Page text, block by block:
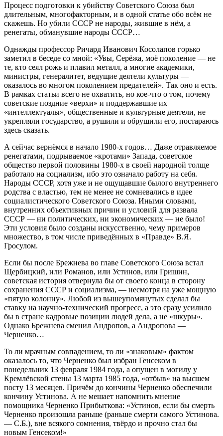
Процесс подготовки к убийству Советского Союза был
длительным, многофакторным, и в одной статье обо всём не
скажешь. Но убили СССР не народы, жившие в нём, а
ренегаты, обманувшие народы СССР…
Однажды профессор Ричард Иванович Косолапов горько
заметил в беседе со мной: «Увы, Серёжа, моё поколение — не
те, кто сеял рожь и плавил металл, а многие академики,
министры, генералитет, ведущие деятели культуры —
оказалось во многом поколением предателей». Так оно и есть.
В рамках статьи всего не охватить, но кое-что о том, почему
советские поздние «верхи» и поддержавшие их
«интеллектуалы», общественные и культурные деятели, не
укрепляли государство, а рушили и обрушили его, постараюсь
здесь сказать.
А сейчас вернёмся в начало 1980-х годов… Даже отравляемое
ренегатами, подрываемое «кротами» Запада, советское
общество первой половины 1980-х в своей народной толще
работало на социализм, ибо это означало работу на себя.
Народы СССР, хотя уже и не ощущавшие былого внутреннего
родства с властью, тем не менее не сомневались в идее
социалистического Советского Союза. Иными словами,
внутренних объективных причин и условий для развала
СССР — ни политических, ни экономических — не было!
Эти условия было созданы искусственно, чему примеров
множество, в том числе приведённых в «Правде» В.Я.
Гросулом.
Если бы после Брежнева во главе Советского Союза встал
Щербицкий, или Романов, или Устинов, или Гришин,
советская история отвернула бы от своего конца в сторону
сохранения СССР и социализма, — несмотря на уже мощную
«пятую колонну». Любой из вышеупомянутых сделал бы
ставку на научно-технический прогресс, а это сразу усилило
бы в стране кадровые позиции людей дела, а не «шкуры».
Однако Брежнева сменил Андропов, а Андропова —
Черненко…
То ли мрачным совпадением, то ли «знаковым» фактом
оказалось то, что Черненко был избран Генсеком в
понедельник 13 февраля 1984 года, а опущен в могилу у
Кремлёвской стены 13 марта 1985 года, «отбыв» на высшем
посту 13 месяцев. Причём до кончины Черненко обеспечили
кончину Устинова. А не мешает напомнить мнение
помощника Черненко Прибыткова: «Устинов, если бы смерть
Черненко произошла раньше (раньше смерти самого Устинова.
— С.Б.), вне всякого сомнения, твёрдо и прочно стал бы
новым Генсеком!»